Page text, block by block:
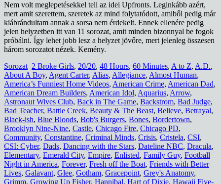
Nem volt meglepetésekkel teli az idei Upfronts. Leginkább azért,
mert amit szerettem, szeretek az mind folytatódott, amiből pedig már
kiábrándultam annak a sorsa nem érdekelt. Ennek ellenére pedig
jelen helyzetben itt van 11 sorozat, amit minden bizonnyal be fogok
próbálni. Így lehet jobb lesz a helyzet jövőre, mert jelenleg összesen
három sorozatot nézek. Kemény.
Sorozat 2 Broke Girls, 20/20, 48 Hours, 60 Minutes, A to Z, A.D.,
About A Boy, Agent Carter, Alias, Allegiance, Almost Human,
America’s Funniest Home Videos, American Crime, American Dad,
American Dream Builders, American Idol, Aquarius, Arrow,
Astronaut Wives Club, Back in The Game, Backstrom, Bad Judge,
Bad Teacher, Battle Creek, Beauty & The Beast, Believe, Betrayal,
Black-ish, Blue Bloods, Bob's Burgers, Bones, Bordertown,
Brooklyn Nine-Nine, Castle, Chicago Fire, Chicago PD,
Community, Constantine, Criminal Minds, Crisis, Cristela, CSI,
CSI: Cyber, Dads, Dancing with the Stars, Dateline NBC, Dracula,
Elementary, Emerald City, Empire, Enlisted, Family Guy, Football
Night in America, Forever, Fresh off the Boat, Friends with Better
Lives, Galavant, Glee, Gotham, Gracepoint, Grey's Anatomy,
Grimm, Growing Up Fisher, Hannibal, Hart of Dixie, Hawaii Five-